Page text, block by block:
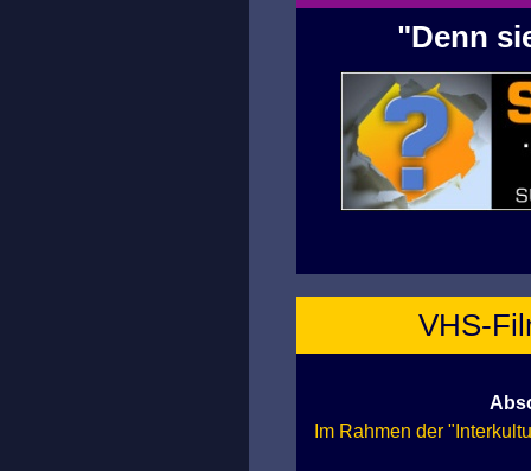
"Denn
VHS-
Im Rahmen der